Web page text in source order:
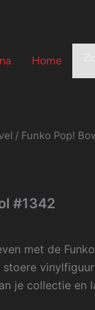
Home
/ Funko Pop!
#1342
met de
stoere
je collectie en